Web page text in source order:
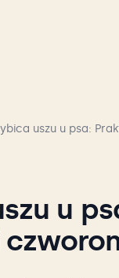
uszu u psa:
u